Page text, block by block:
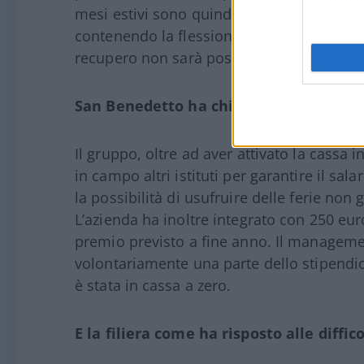
mesi estivi sono quindi cruciali, la nostra
contenendo la flessione al 10-15%.
recupero non sarà possibile completarla
San Benedetto ha chiesto la Cig nel
Il gruppo, oltre ad aver attivato la cassa
in campo altri istituti per garantire il
la possibilità di usufruire delle ferie non
L’azienda ha inoltre integrato con 250
premio previsto a fine anno. Il
volontariamente una parte dello
è stata in cassa a zero.
E la filiera come ha risposto alle